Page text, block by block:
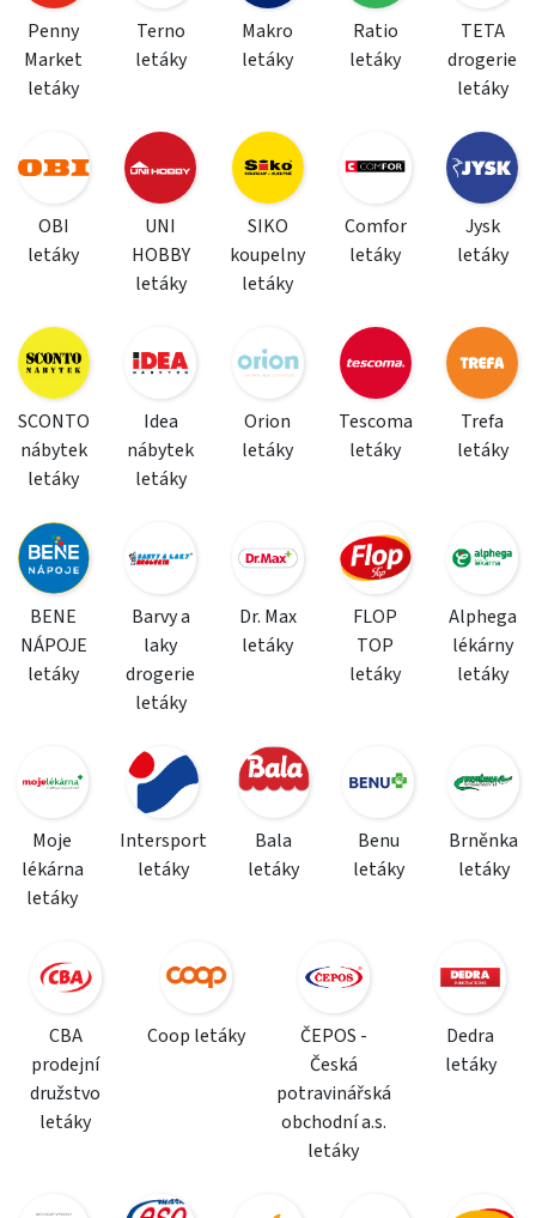
Penny
Market
letáky
Terno
letáky
Makro
letáky
Ratio
letáky
TETA
drogerie
letáky
OBI
letáky
UNI
HOBBY
letáky
SIKO
koupelny
letáky
Comfor
letáky
Jysk
letáky
SCONTO
nábytek
letáky
Idea
nábytek
letáky
Orion
letáky
Tescoma
letáky
Trefa
letáky
BENE
NÁPOJE
letáky
Barvy a
laky
drogerie
letáky
Dr. Max
letáky
FLOP
TOP
letáky
Alphega
lékárny
letáky
Moje
lékárna
letáky
Intersport
letáky
Bala
letáky
Benu
letáky
Brněnka
letáky
CBA
prodejní
družstvo
letáky
Coop letáky
ČEPOS -
Česká
potravinářská
obchodní a.s.
letáky
Dedra
letáky